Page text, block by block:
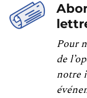
Pour
de
notre